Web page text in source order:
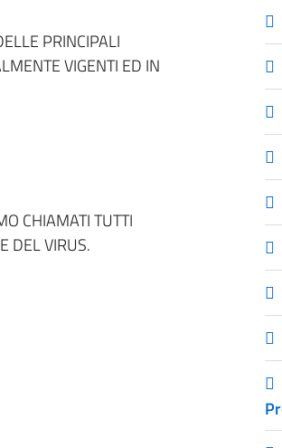
PRINCIPALI
VIGENTI ED IN
CHIAMATI TUTTI
DEL VIRUS.